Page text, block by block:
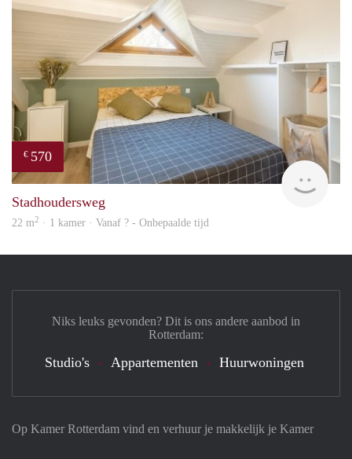
€ 570
Stadhoudersweg
22 m2 · 1 kamer · Vanaf ? - Onbepaalde tijd
Op Kamer Rotterdam vind en verhuur je makkelijk je Kamer
Niks leuks gevonden? Dit is ons andere aanbod in
Rotterdam:
Studio's Appartementen Huurwoningen